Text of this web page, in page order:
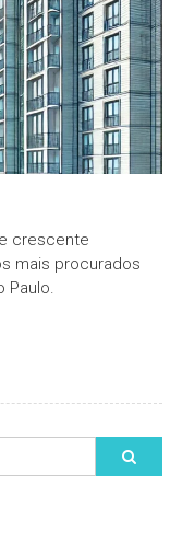
crescente
mais procurados
Paulo.